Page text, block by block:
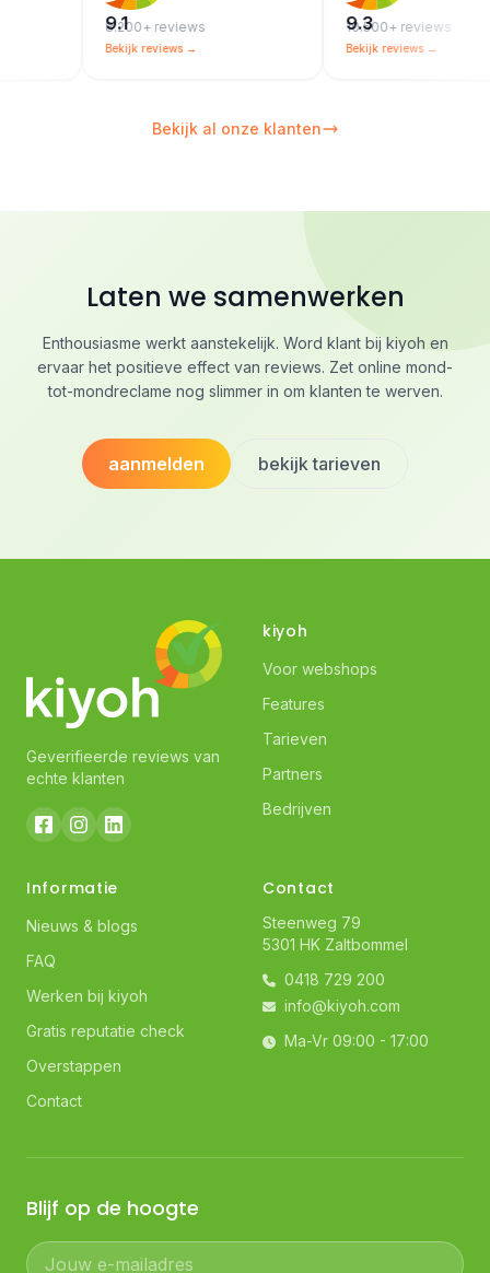
8.200+ reviews
Bekijk reviews →
10.500+ reviews
Bekijk reviews →
Bekijk al onze klanten
Laten we samenwerken
Enthousiasme werkt aanstekelijk. Word klant bij kiyoh en
ervaar het positieve effect van reviews. Zet online mond-
tot-mondreclame nog slimmer in om klanten te werven.
aanmelden bekijk tarieven
Geverifieerde reviews van
echte klanten
kiyoh
Voor webshops
Features
Tarieven
Partners
Bedrijven
Informatie
Nieuws & blogs
FAQ
Werken bij kiyoh
Gratis reputatie check
Overstappen
Contact
Contact
Steenweg 79
5301 HK Zaltbommel
0418 729 200
info@kiyoh.com
Ma-Vr 09:00 - 17:00
Blijf op de hoogte
Jouw e-mailadres